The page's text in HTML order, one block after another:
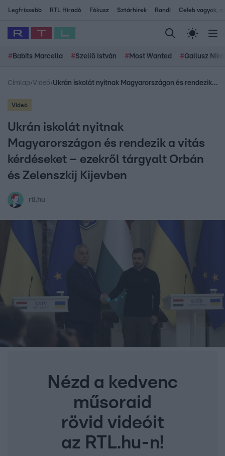
Legfrissebb RTL Híradó Fókusz Sztárhírek Randi Celeb vagyok,
# Babits Marcella #Szellő István # Most Wanted #Gallusz
Címlap›Videó› Ukrán iskolát nyitnak Magyarországon és rendezik a vitás kérdéseket – ezekről tárgyalt Orbán és Zelenszkij Kijevben
Videó
Ukrán iskolát nyitnak
Magyarországon és rendezik a vitás
kérdéseket – ezekről tárgyalt Orbán
és Zelenszkij Kijevben
rtl.hu
Nézd a kedvenc
műsoraid
rövid videóit
az RTL.hu-n!